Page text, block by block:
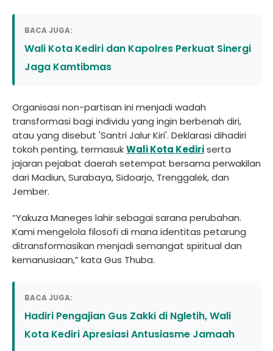
BACA JUGA:
Wali Kota Kediri dan Kapolres Perkuat Sinergi
Jaga Kamtibmas
Organisasi non-partisan ini menjadi wadah
transformasi bagi individu yang ingin berbenah diri,
atau yang disebut 'Santri Jalur Kiri'. Deklarasi dihadiri
tokoh penting, termasukWali Kota Kediriserta
jajaran pejabat daerah setempat bersama perwakilan
dari Madiun, Surabaya, Sidoarjo, Trenggalek, dan
Jember.
“Yakuza Maneges lahir sebagai sarana perubahan.
Kami mengelola filosofi di mana identitas petarung
ditransformasikan menjadi semangat spiritual dan
kemanusiaan,” kata Gus Thuba.
BACA JUGA:
Hadiri Pengajian Gus Zakki di Ngletih, Wali
Kota Kediri Apresiasi Antusiasme Jamaah